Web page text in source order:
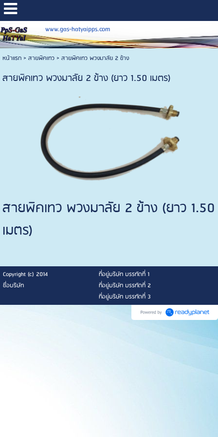
www.gas-hatyaipps.com
หน้าแรก> สายพิคเทว> สายพิคเทว พวงมาลัย 2 ข้าง
สายพิคเทว พวงมาลัย 2 ข้าง (ยาว 1.50 เมตร)
สายพิคเทว พวงมาลัย 2 ข้าง (ยาว 1.50
เมตร)
Copyright (c) 2014
ที่อยู่บริษัท บรรทัดที่ 1
ชื่อบริษัท
ที่อยู่บริษัท บรรทัดที่ 2
ที่อยู่บริษัท บรรทัดที่ 3